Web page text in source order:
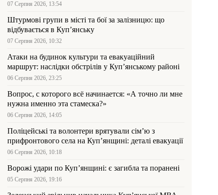
07 Серпня 2026, 13:54
Штурмові групи в місті та бої за залізницю: що
відбувається в Куп’янську
07 Серпня 2026, 10:32
Атаки на будинок культури та евакуаційний
маршрут: наслідки обстрілів у Куп’янському районі
06 Серпня 2026, 23:25
Вопрос, с которого всё начинается: «А точно ли мне
нужна именно эта стамеска?»
06 Серпня 2026, 14:05
Поліцейські та волонтери врятували сім’ю з
прифронтового села на Куп’янщині: деталі евакуації
06 Серпня 2026, 10:18
Ворожі удари по Куп’янщині: є загибла та поранені
05 Серпня 2026, 19:16